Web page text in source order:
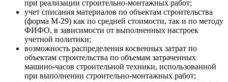
при реализации строительно-монтажных работ;
учет списания материалов по объектам строительства
(форма М-29) как по средней стоимости, так и по методу
ФИФО, в зависимости от выполненных настроек
учетной политики;
возможность распределения косвенных затрат по
объектам строительства по объемам затраченных
машино-часов строительной техники, использованной
при выполнении строительно-монтажных работ;